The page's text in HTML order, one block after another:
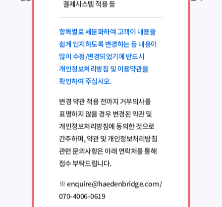
사진 또는 동영상 촬영이 가능합니다.
결제시스템 적용 등
항목별로 세분화하여 고객이 내용을
쉽게 인지하도록 변경하는 등 내용이
많이 수정/변경되었기에 반드시
개인정보처리방침 및 이용약관을
확인하여 주십시오.
변경 약관 적용 전까지 거부의사를
표명하지 않을 경우 변경된 약관 및
개인정보처리방침에 동의한 것으로
간주하며, 약관 및 개인정보처리방침
관련 문의사항은 아래 연락처를 통해
접수 부탁드립니다.
※ enquire@haedenbridge.com /
070-4006-0619